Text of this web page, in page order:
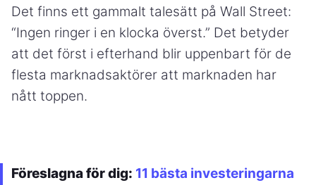
Det finns ett gammalt talesätt på Wall Street:
“Ingen ringer i en klocka överst.” Det betyder
att det först i efterhand blir uppenbart för de
flesta marknadsaktörer att marknaden har
nått toppen.
Föreslagna för dig: 11 bästa investeringarna